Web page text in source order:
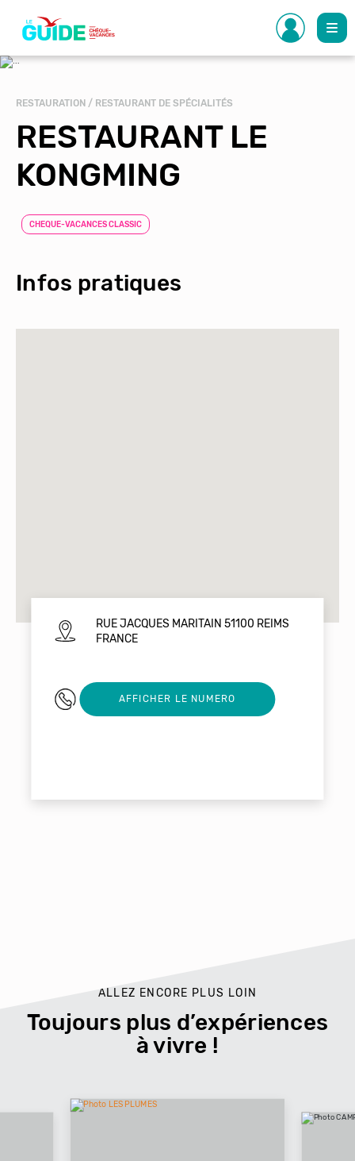
contenu
principal
RESTAURATION / RESTAURANT DE SPÉCIALITÉS
RESTAURANT LE
KONGMING
CHEQUE-VACANCES CLASSIC
Infos pratiques
RUE JACQUES MARITAIN 51100 REIMS
FRANCE
03 26 06 13 53
AFFICHER LE NUMERO
ALLEZ ENCORE PLUS LOIN
Toujours plus d’expériences
à vivre !